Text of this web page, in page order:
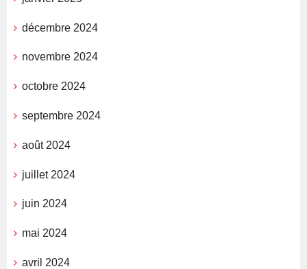
décembre 2024
novembre 2024
octobre 2024
septembre 2024
août 2024
juillet 2024
juin 2024
mai 2024
avril 2024